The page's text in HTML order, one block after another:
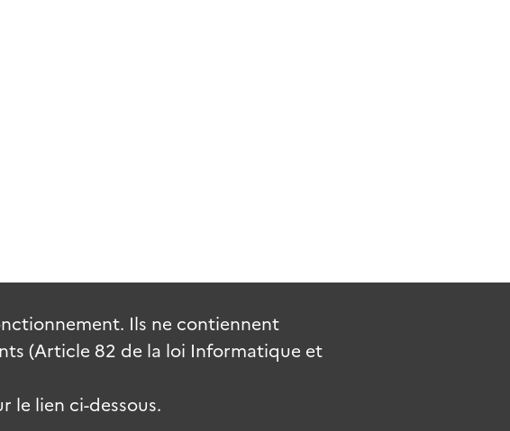
Ils ne contiennent
(Article 82 de la loi Informatique et
le lien ci-dessous.